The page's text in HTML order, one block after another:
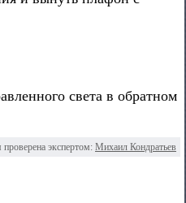
света в обратном
проверена экспертом: Михаил Кондратьев